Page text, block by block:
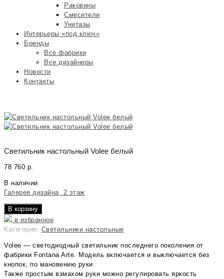
Раковины
Смесители
Унитазы
Интерьеры «под ключ»
Бренды
Все фабрики
Все дизайнеры
Новости
Контакты
Светильник настольный Volee белый
78 760 р.
В наличии
Галерея дизайна, 2 этаж
В корзину
в избранное
Категория: Светильники настольные
Volee — светодиодный светильник последнего поколения от
фабрики Fontana Arte. Модель включается и выключается без
кнопок, по мановению руки.
Также простым взмахом руки можно регулировать яркость